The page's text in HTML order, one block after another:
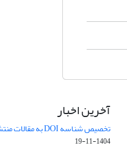
آخرین اخبار
تخصیص شناسه DOI به مقالات منتشرشده در سال ۱۴۰۳
1404-11-19